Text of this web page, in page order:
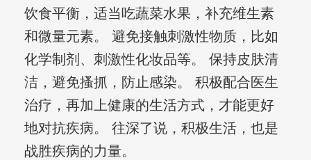
饮食平衡，适当吃蔬菜水果，补充维生素
和微量元素。 避免接触刺激性物质，比如
化学制剂、刺激性化妆品等。 保持皮肤清
洁，避免搔抓，防止感染。 积极配合医生
治疗，再加上健康的生活方式，才能更好
地对抗疾病。 往深了说，积极生活，也是
战胜疾病的力量。